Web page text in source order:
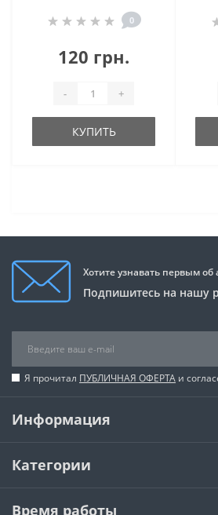
0
120 грн.
- +
КУПИТЬ
Хотите узнавать первым об
Подпишитесь на нашу
Я прочитал ПУБЛИЧНАЯ ОФЕРТА и
Информация
Категории
Время работы